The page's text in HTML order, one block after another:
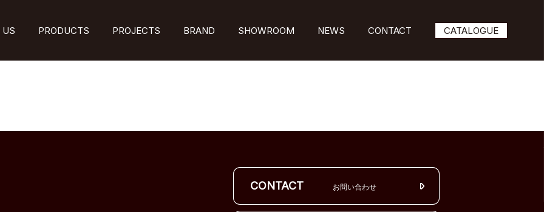
US PRODUCTS PROJECTS BRAND SHOWROOM NEWS CONTACT CATALOGUE
CONTACT お問い合わせ